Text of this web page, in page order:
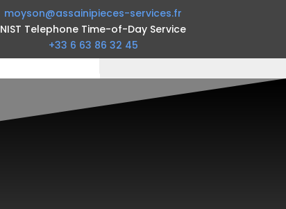
moyson@assainipieces-services.fr
NIST Telephone Time-of-Day Service
+33 6 63 86 32 45